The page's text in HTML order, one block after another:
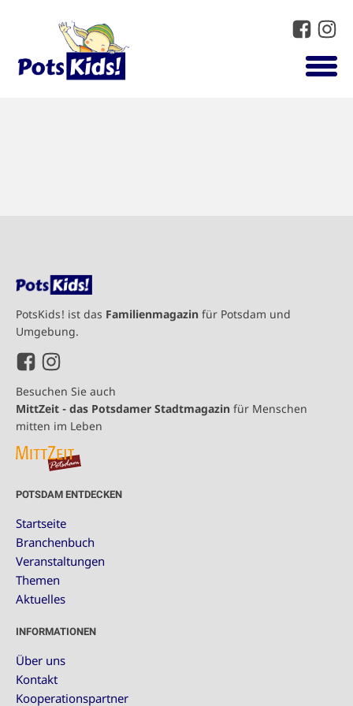
PotsKids! ist das Familienmagazin für Potsdam und
Umgebung.
Besuchen Sie auch
MittZeit - das Potsdamer Stadtmagazin für Menschen
mitten im Leben
POTSDAM ENTDECKEN
Startseite
Branchenbuch
Veranstaltungen
Themen
Aktuelles
INFORMATIONEN
Über uns
Kontakt
Kooperationspartner